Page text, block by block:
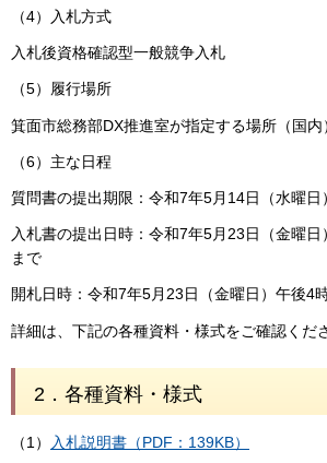
（4）入札方式
入札後資格確認型一般競争入札
（5）履行場所
箕面市総務部DX推進室が指定する場所（国内
（6）主な日程
質問書の提出期限：令和7年5月14日（水曜日
入札書の提出日時：令和7年5月23日（金曜
まで
開札日時：令和7年5月23日（金曜日）午後4
詳細は、下記の各種資料・様式をご確認くだ
2．各種資料・様式
（1） 入札説明書（PDF：139KB）